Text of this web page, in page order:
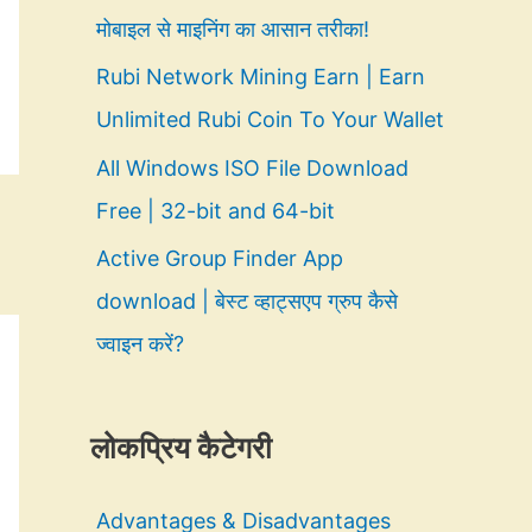
मोबाइल से माइनिंग का आसान तरीका!
Rubi Network Mining Earn | Earn
Unlimited Rubi Coin To Your Wallet
All Windows ISO File Download
Free | 32-bit and 64-bit
Active Group Finder App
download | बेस्ट व्हाट्सएप ग्रुप कैसे
ज्वाइन करें?
लोकप्रिय कैटेगरी
Advantages & Disadvantages